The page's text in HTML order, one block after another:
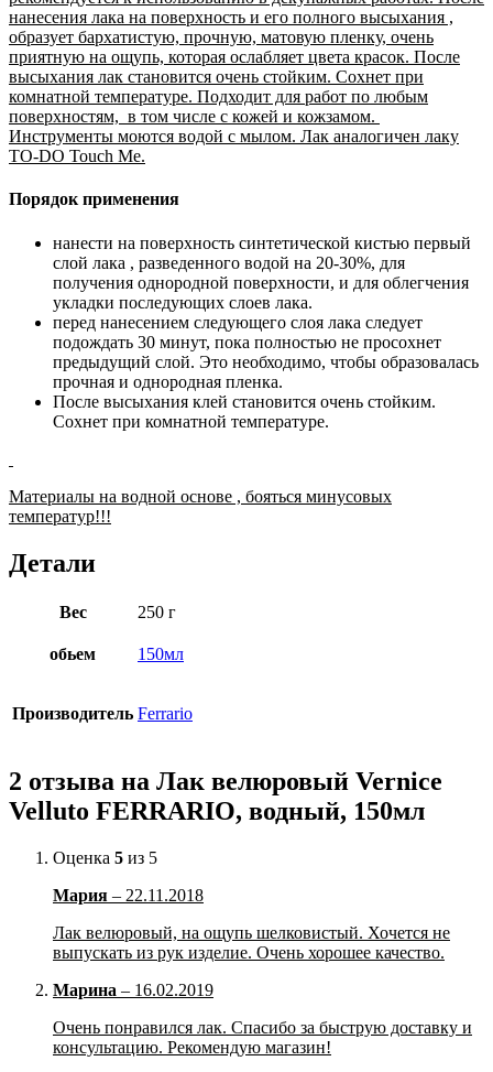
нанесения лака на поверхность и его полного высыхания ,
образует бархатистую, прочную, матовую пленку, очень
приятную на ощупь, которая ослабляет цвета красок. После
высыхания лак становится очень стойким. Сохнет при
комнатной температуре. Подходит для работ по любым
поверхностям, в том числе с кожей и кожзамом.
Инструменты моются водой с мылом. Лак аналогичен лаку
TO-DO Touch Me.
Порядок применения
нанести на поверхность синтетической кистью первый
слой лака , разведенного водой на 20-30%, для
получения однородной поверхности, и для облегчения
укладки последующих слоев лака.
перед нанесением следующего слоя лака следует
подождать 30 минут, пока полностью не просохнет
предыдущий слой. Это необходимо, чтобы образовалась
прочная и однородная пленка.
После высыхания клей становится очень стойким.
Сохнет при комнатной температуре.
Материалы на водной основе , бояться минусовых
температур!!!
Детали
Вес 250 г
обьем 150мл
Производитель Ferrario
2 отзыва на Лак велюровый Vernice
Velluto FERRARIO, водный, 150мл
Оценка 5 из 5
Мария – 22.11.2018
Лак велюровый, на ощупь шелковистый. Хочется не
выпускать из рук изделие. Очень хорошее качество.
Марина – 16.02.2019
Очень понравился лак. Спасибо за быструю доставку и
консультацию. Рекомендую магазин!